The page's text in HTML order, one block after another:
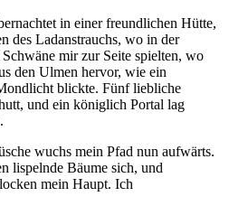
in einer freundlichen Hütte,
des Ladanstrauchs, wo in der
mir zur Seite spielten, wo
den Ulmen hervor, wie ein
blickte. Fünf liebliche
und ein königlich Portal lag
wuchs mein Pfad nun aufwärts.
lispelnde Bäume sich, und
mein Haupt. Ich